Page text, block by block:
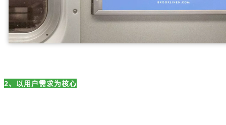
2、以用户需求为核心